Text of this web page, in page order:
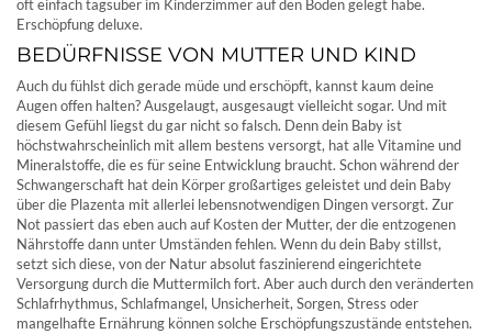
oft einfach tagsüber im Kinderzimmer auf den Boden gelegt habe.
Erschöpfung deluxe.
BEDÜRFNISSE VON MUTTER UND KIND
Auch du fühlst dich gerade müde und erschöpft, kannst kaum deine
Augen offen halten? Ausgelaugt, ausgesaugt vielleicht sogar. Und mit
diesem Gefühl liegst du gar nicht so falsch. Denn dein Baby ist
höchstwahrscheinlich mit allem bestens versorgt, hat alle Vitamine und
Mineralstoffe, die es für seine Entwicklung braucht. Schon während der
Schwangerschaft hat dein Körper großartiges geleistet und dein Baby
über die Plazenta mit allerlei lebensnotwendigen Dingen versorgt. Zur
Not passiert das eben auch auf Kosten der Mutter, der die entzogenen
Nährstoffe dann unter Umständen fehlen. Wenn du dein Baby stillst,
setzt sich diese, von der Natur absolut faszinierend eingerichtete
Versorgung durch die Muttermilch fort. Aber auch durch den veränderten
Schlafrhythmus, Schlafmangel, Unsicherheit, Sorgen, Stress oder
mangelhafte Ernährung können solche Erschöpfungszustände entstehen.